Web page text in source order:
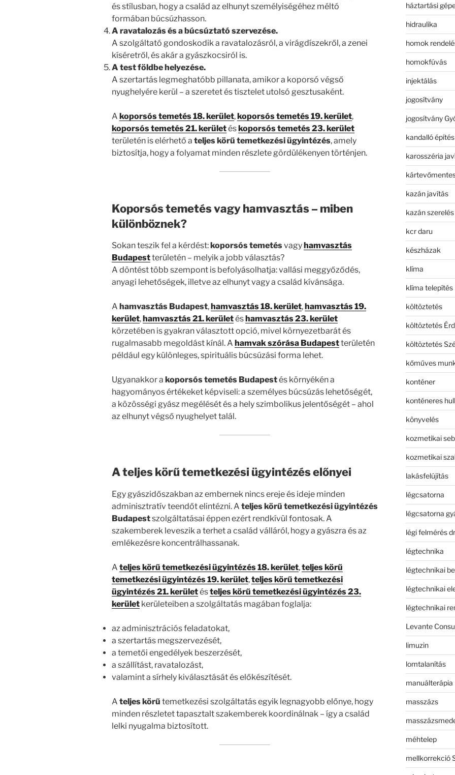
és stílusban, hogy a család az elhunyt személyiségéhez méltó
formában búcsúzhasson.
A ravatalozás és a búcsúztató szervezése.
A szolgáltató gondoskodik a ravatalozásról, a virágdíszekről, a zenei
kíséretről, és akár a gyászkocsiról is.
A test földbe helyezése.
A szertartás legmeghatóbb pillanata, amikor a koporsó végső
nyughelyére kerül – a szeretet és tisztelet utolsó gesztusaként.
A koporsós temetés 18. kerület,koporsós temetés 19. kerület,
koporsós temetés 21. kerületéskoporsós temetés 23. kerület
területén is elérhető a teljes körű temetkezési ügyintézés, amely
biztosítja, hogy a folyamat minden részlete gördülékenyen történjen.
Koporsós temetés vagy hamvasztás – miben
különböznek?
Sokan teszik fel a kérdést: koporsós temetésvagy hamvasztás
Budapestterületén – melyik a jobb választás?
A döntést több szempont is befolyásolhatja: vallási meggyőződés,
anyagi lehetőségek, illetve az elhunyt vagy a család kívánsága.
A hamvasztás Budapest, hamvasztás 18. kerület, hamvasztás 19.
kerület, hamvasztás 21. kerületés hamvasztás 23. kerület
körzetében is gyakran választott opció, mivel környezetbarát és
rugalmasabb megoldást kínál. A hamvak szórása Budapestterületén
például egy különleges, spirituális búcsúzási forma lehet.
Ugyanakkor a koporsós temetés Budapestés környékén a
hagyományos értékeket képviseli: a személyes búcsúzás lehetőségét,
a közösségi gyász megélését és a hely szimbolikus jelentőségét – ahol
az elhunyt végső nyughelyet talál.
A teljes körű temetkezési ügyintézés előnyei
Egy gyászidőszakban az embernek nincs ereje és ideje minden
adminisztratív teendőt elintézni. A teljes körű temetkezési ügyintézés
Budapestszolgáltatásai éppen ezért rendkívül fontosak. A
szakemberek leveszik a terhet a család válláról, hogy a gyászra és az
emlékezésre koncentrálhassanak.
A teljes körű temetkezési ügyintézés 18. kerület,teljes körű
temetkezési ügyintézés 19. kerület,teljes körű temetkezési
ügyintézés 21. kerületésteljes körű temetkezési ügyintézés 23.
kerület kerületeiben a szolgáltatás magában foglalja:
az adminisztrációs feladatokat,
a szertartás megszervezését,
a temetői engedélyek beszerzését,
a szállítást, ravatalozást,
valamint a sírhely kiválasztását és előkészítését.
A teljes körű temetkezési szolgáltatás egyik legnagyobb előnye, hogy
minden részletet tapasztalt szakemberek koordinálnak – így a család
lelki nyugalma biztosított.
háztartási
hidraulika
homok
homokfúvás
injektálás
jogosítvány
jogosítvány
kandalló építés
karosszéria
kazán javítás
kazán szerelés
kcr daru
készházak
klíma
klíma telepítés
költöztetés
költöztetés Érd
költöztetés
kőműves
konténer
konténeres
könyvelés
kozmetikai
kozmetikai
lakásfelújítás
légcsatorna
légcsatorna
légi felmérés
légtechnika
légtechnikai
légtechnikai
légtechnikai
Levante
limuzin
lomtalanítás
manuálterápia
masszázs
méhtelep
mellkorrekció